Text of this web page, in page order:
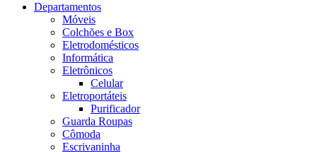
Departamentos
Móveis
Colchões e Box
Eletrodomésticos
Informática
Eletrônicos
Celular
Eletroportáteis
Purificador
Guarda Roupas
Cômoda
Escrivaninha